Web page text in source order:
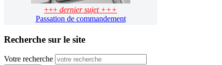
+++ dernier sujet +++
Passation de commandement
Recherche sur le site
Votre recherche